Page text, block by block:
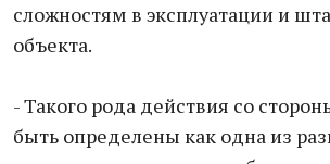
сложностям в эксплуатации и
объекта.
- Такого рода действия со
быть определены как одна из